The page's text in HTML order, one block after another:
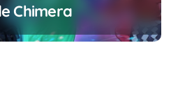
Chimera